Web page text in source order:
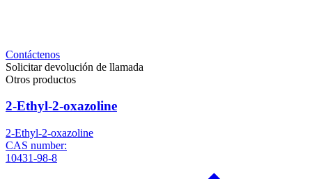
Contáctenos
Solicitar devolución de llamada
Otros productos
2-Ethyl-2-oxazoline
2-Ethyl-2-oxazoline
CAS number:
10431-98-8